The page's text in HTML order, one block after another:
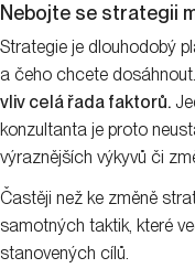
Nebojte se strategii
Strategie je dlouhodobý
a čeho chcete dosáhnout.
vliv celá řada faktorů.
konzultanta je proto
výraznějších výkyvů či
Častěji než ke změně
samotných taktik, které
stanovených cílů.